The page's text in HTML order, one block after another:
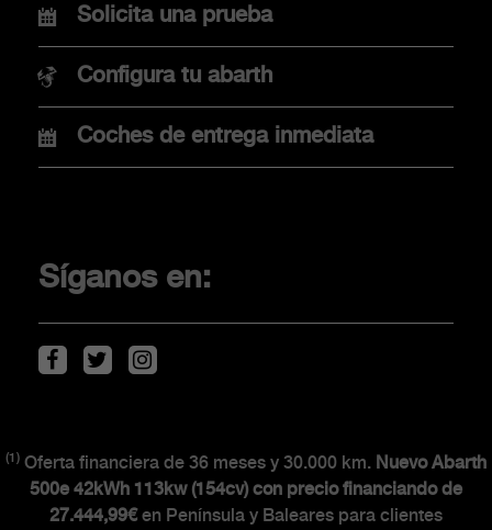
Nuevo Abarth 600e
Nuevo Abarth 500e
COMPRA
Financiación
Localiza tu concesionario
Descarga de Catálogos
CLIENTES
Solicita una prueba
Configura tu abarth
Coches de entrega inmediata
Síganos en:
(1) Oferta financiera de 36 meses y 30.000 km. Nuevo Abarth
500e 42kWh 113kw (154cv) con precio financiando de
27.444,99€en Península y Baleares para clientes